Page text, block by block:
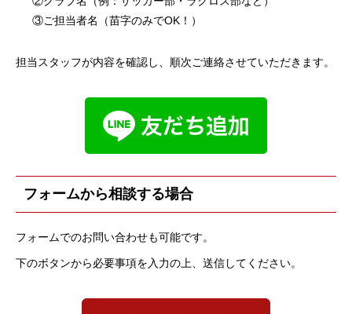
③ご担当者名（苗字のみでOK！）
担当スタッフが内容を確認し、順次ご連絡させていただきます。
フォームから相談する場合
フォームでのお問い合わせも可能です。
下のボタンから必要事項を入力の上、送信してください。